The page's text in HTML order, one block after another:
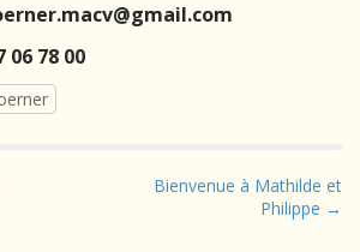
06 78 00
Bienvenue à Mathilde et
Philippe →